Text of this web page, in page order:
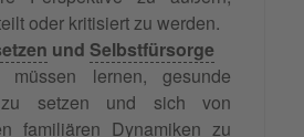
oder kritisiert zu werden.
und Selbstfürsorge
müssen lernen, gesunde
zu setzen und sich von
familiären Dynamiken zu